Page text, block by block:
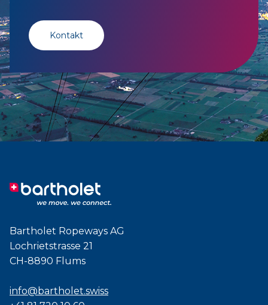
Kontakt
Bartholet Ropeways AG
Lochrietstrasse 21
CH-8890 Flums
info@bartholet.swiss